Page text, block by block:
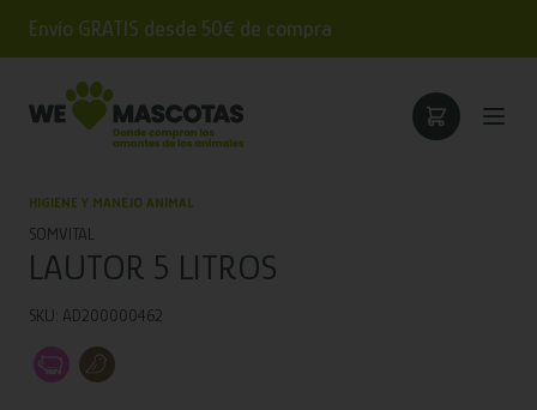
Envío GRATIS desde 50€ de compra
HIGIENE Y MANEJO ANIMAL
SOMVITAL
LAUTOR 5 LITROS
SKU: AD200000462